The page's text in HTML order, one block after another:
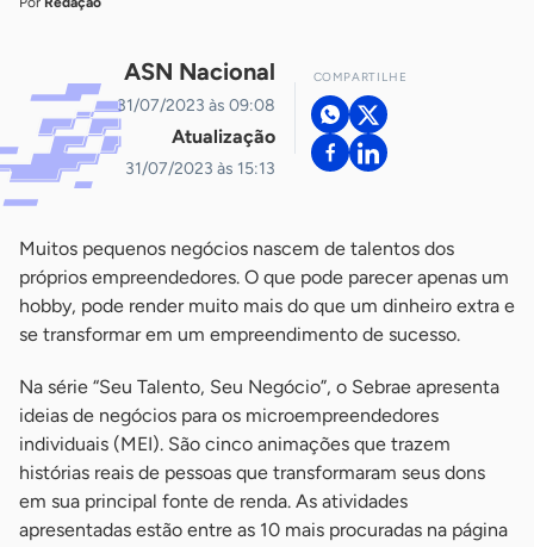
ASN Nacional
31/07/2023 às 09:08
Atualização
31/07/2023 às 15:13
COMPARTILHE
Muitos pequenos negócios nascem de talentos dos
próprios empreendedores. O que pode parecer apenas um
hobby, pode render muito mais do que um dinheiro extra e
se transformar em um empreendimento de sucesso.
Na série “Seu Talento, Seu Negócio”, o Sebrae apresenta
ideias de negócios para os microempreendedores
individuais (MEI). São cinco animações que trazem
histórias reais de pessoas que transformaram seus dons
em sua principal fonte de renda. As atividades
apresentadas estão entre as 10 mais procuradas na página